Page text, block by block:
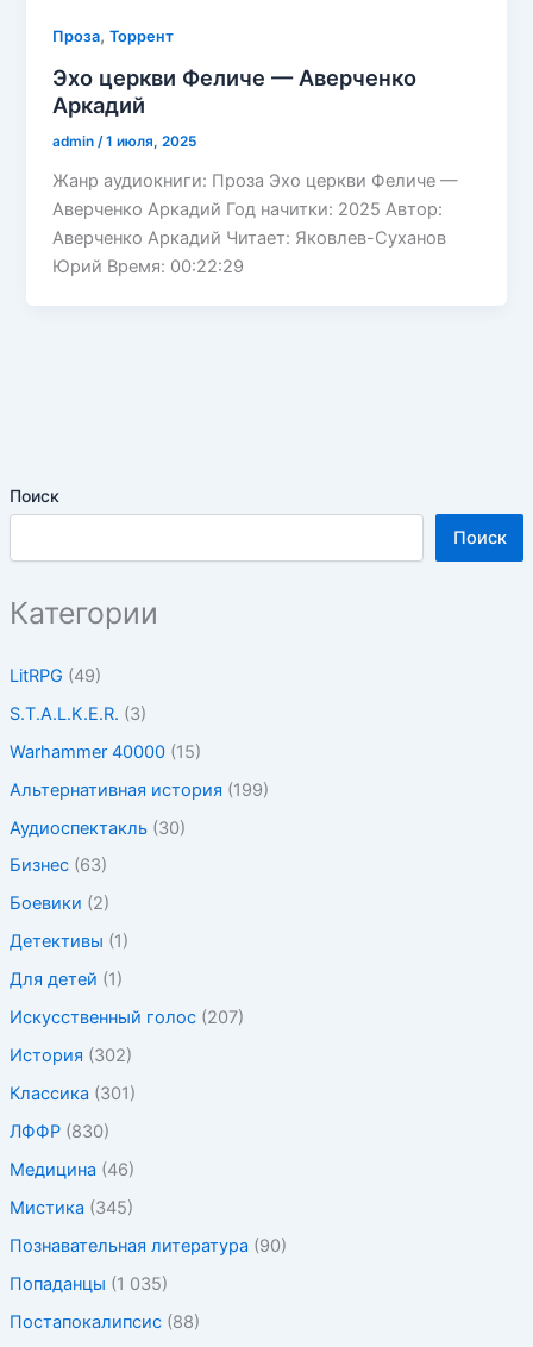
Поиск
Поиск
Категории
LitRPG (49)
S.T.A.L.K.E.R. (3)
Warhammer 40000(15)
Альтернативная история (199)
Аудиоспектакль(30)
Бизнес(63)
Боевики (2)
Детективы (1)
Для детей (1)
Искусственный голос(207)
История (302)
Классика (301)
ЛФФР(830)
Медицина (46)
Мистика (345)
Познавательная литература (90)
Попаданцы (1 035)
Постапокалипсис(88)
Проза,Торрент
Эхо церкви Феличе — Аверченко
Аркадий
admin /1 июля, 2025
Жанр аудиокниги: Проза Эхо церкви Феличе —
Аверченко Аркадий Год начитки: 2025 Автор:
Аверченко Аркадий Читает: Яковлев-Суханов
Юрий Время: 00:22:29